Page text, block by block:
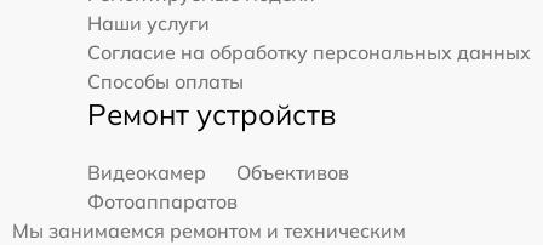
Наши услуги
Согласие на обработку персональных данных
Способы оплаты
Ремонт устройств
Видеокамер
Объективов
Фотоаппаратов
Мы занимаемся ремонтом и техническим